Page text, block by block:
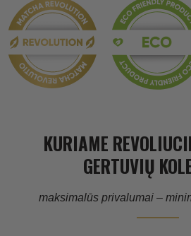
KURIAME
GERTUVIŲ
maksimalūs privalumai –